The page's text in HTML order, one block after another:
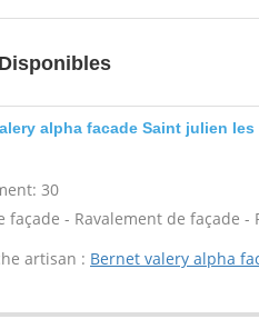
alpha facade Saint julien les
30
façade - Ravalement de façade
artisan : Bernet valery alpha